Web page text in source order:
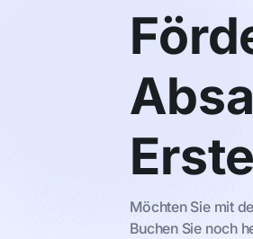
Möchten Sie mit
Buchen Sie noch